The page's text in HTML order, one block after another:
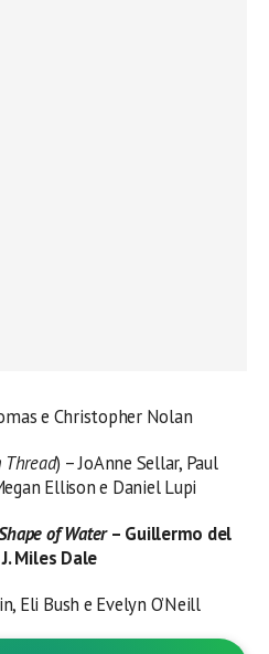
e Christopher Nolan
Thread) – JoAnne Sellar, Paul
Ellison e Daniel Lupi
of Water– Guillermo del
Miles Dale
Eli Bush e Evelyn O’Neill